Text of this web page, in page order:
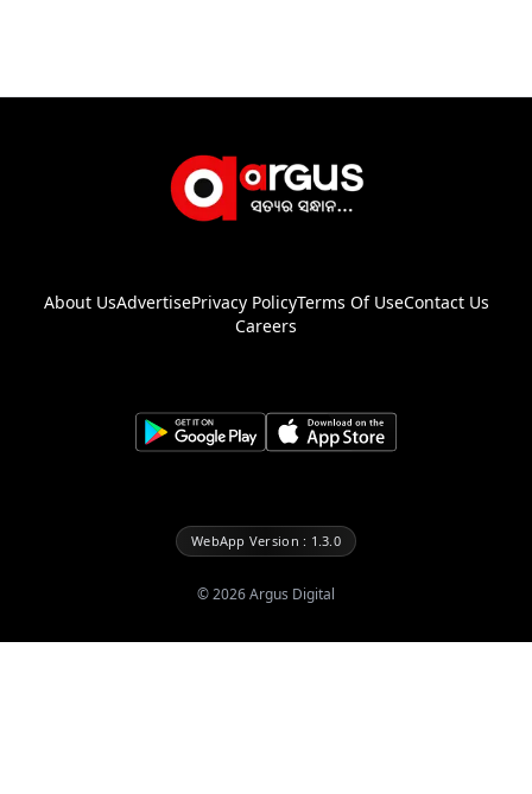
About UsAdvertisePrivacy PolicyTerms Of UseContact Us
Careers
WebApp Version : 1.3.0
©2026Argus Digital